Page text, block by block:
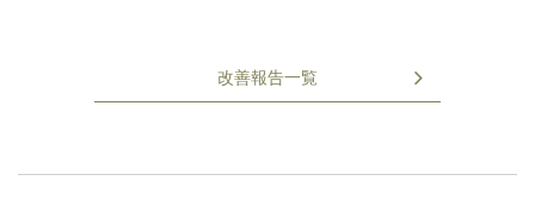
改善報告一覧